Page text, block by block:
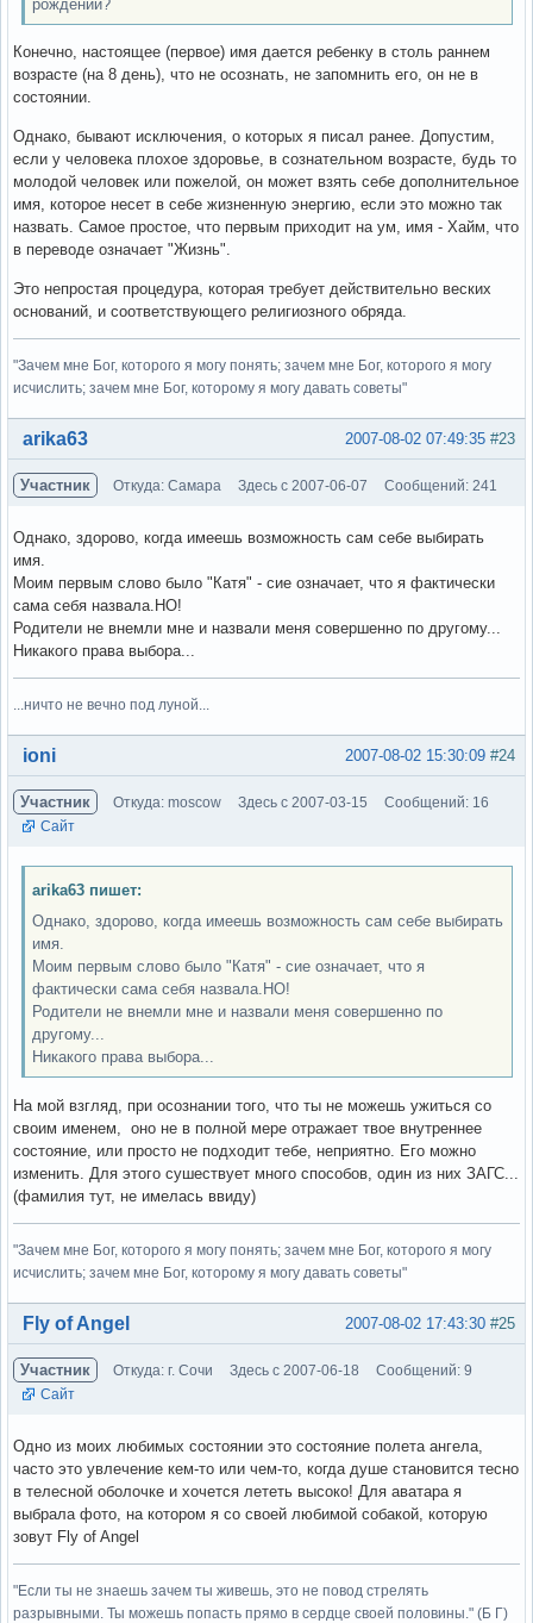
рождении?
Конечно, настоящее (первое) имя дается ребенку в столь раннем
возрасте (на 8 день), что не осознать, не запомнить его, он не в
состоянии.
Однако, бывают исключения, о которых я писал ранее. Допустим,
если у человека плохое здоровье, в сознательном возрасте, будь то
молодой человек или пожелой, он может взять себе дополнительное
имя, которое несет в себе жизненную энергию, если это можно так
назвать. Самое простое, что первым приходит на ум, имя - Хайм, что
в переводе означает "Жизнь".
Это непростая процедура, которая требует действительно веских
оснований, и соответствующего религиозного обряда.
"Зачем мне Бог, которого я могу понять; зачем мне Бог, которого я могу
исчислить; зачем мне Бог, которому я могу давать советы"
Вне форума #23
2007-08-02 07:49:35
arika63
Участник Откуда: Самара Здесь с 2007-06-07 Сообщений: 241
Однако, здорово, когда имеешь возможность сам себе выбирать
имя.
Моим первым слово было "Катя" - сие означает, что я фактически
сама себя назвала.НО!
Родители не внемли мне и назвали меня совершенно по другому...
Никакого права выбора...
...ничто не вечно под луной...
Вне форума #24
2007-08-02 15:30:09
ioni
Участник Откуда: moscow Здесь с 2007-03-15
Сообщений: 16
Сайт
arika63 пишет:
Однако, здорово, когда имеешь возможность сам себе выбирать
имя.
Моим первым слово было "Катя" - сие означает, что я
фактически сама себя назвала.НО!
Родители не внемли мне и назвали меня совершенно по
другому...
Никакого права выбора...
На мой взгляд, при осознании того, что ты не можешь ужиться со
своим именем, оно не в полной мере отражает твое внутреннее
состояние, или просто не подходит тебе, неприятно. Его можно
изменить. Для этого сушествует много способов, один из них ЗАГС...
(фамилия тут, не имелась ввиду)
"Зачем мне Бог, которого я могу понять; зачем мне Бог, которого я могу
исчислить; зачем мне Бог, которому я могу давать советы"
Вне форума #25
2007-08-02 17:43:30
Fly of Angel
Участник Откуда: г. Сочи Здесь с 2007-06-18
Сообщений: 9
Сайт
Одно из моих любимых состоянии это состояние полета ангела,
часто это увлечение кем-то или чем-то, когда душе становится тесно
в телесной оболочке и хочется лететь высоко! Для аватара я
выбрала фото, на котором я со своей любимой собакой, которую
зовут Fly of Angel
"Если ты не знаешь зачем ты живешь, это не повод стрелять
разрывными. Ты можешь попасть прямо в сердце своей половины." (Б Г)